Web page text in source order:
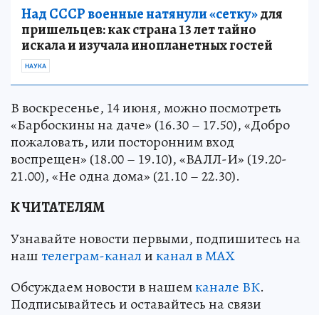
Над СССР военные натянули «сетку»для
пришельцев: как страна 13 лет тайно
искала и изучала инопланетных гостей
НАУКА
В воскресенье, 14 июня, можно посмотреть
«Барбоскины на даче» (16.30 – 17.50), «Добро
пожаловать, или посторонним вход
воспрещен» (18.00 – 19.10), «ВАЛЛ-И» (19.20-
21.00), «Не одна дома» (21.10 – 22.30).
К ЧИТАТЕЛЯМ
Узнавайте новости первыми, подпишитесь на
наштелеграм-каналиканал в МАХ
Обсуждаем новости в нашемканале ВК.
Подписывайтесь и оставайтесь на связи